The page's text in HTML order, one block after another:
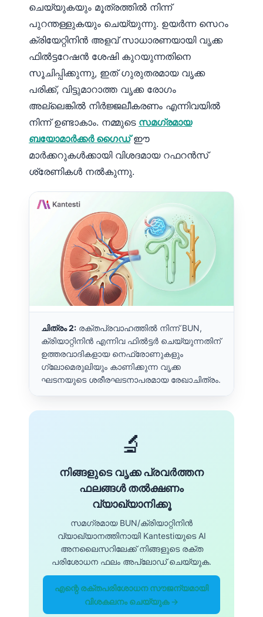
ചെയ്യുകയും മൂത്രത്തിൽ നിന്ന്
പുറന്തള്ളുകയും ചെയ്യുന്നു. ഉയർന്ന സെറം
ക്രിയേറ്റിനിൻ അളവ് സാധാരണയായി വൃക്ക
ഫിൽട്ടറേഷൻ ശേഷി കുറയുന്നതിനെ
സൂചിപ്പിക്കുന്നു, ഇത് ഗുരുതരമായ വൃക്ക
പരിക്ക്, വിട്ടുമാറാത്ത വൃക്ക രോഗം
അല്ലെങ്കിൽ നിർജ്ജലീകരണം എന്നിവയിൽ
നിന്ന് ഉണ്ടാകാം. നമ്മുടെ സമഗ്രമായ
ബയോമാർക്കർ ഗൈഡ്ഈ
മാർക്കറുകൾക്കായി വിശദമായ റഫറൻസ്
ശ്രേണികൾ നൽകുന്നു.
ചിത്രം 2: രക്തപ്രവാഹത്തിൽ നിന്ന് BUN,
ക്രിയാറ്റിനിൻ എന്നിവ ഫിൽട്ടർ ചെയ്യുന്നതിന്
ഉത്തരവാദികളായ നെഫ്രോണുകളും
ഗ്ലോമെരുലിയും കാണിക്കുന്ന വൃക്ക
ഘടനയുടെ ശരീരഘടനാപരമായ രേഖാചിത്രം.
🔬
നിങ്ങളുടെ വൃക്ക പ്രവർത്തന
ഫലങ്ങൾ തൽക്ഷണം
വ്യാഖ്യാനിക്കൂ
സമഗ്രമായ BUN/ക്രിയാറ്റിനിൻ
വ്യാഖ്യാനത്തിനായി Kantestiയുടെ AI
അനലൈസറിലേക്ക് നിങ്ങളുടെ രക്ത
പരിശോധന ഫലം അപ്‌ലോഡ് ചെയ്യുക.
എന്റെ രക്തപരിശോധന സൗജന്യമായി
വിശകലനം ചെയ്യുക →